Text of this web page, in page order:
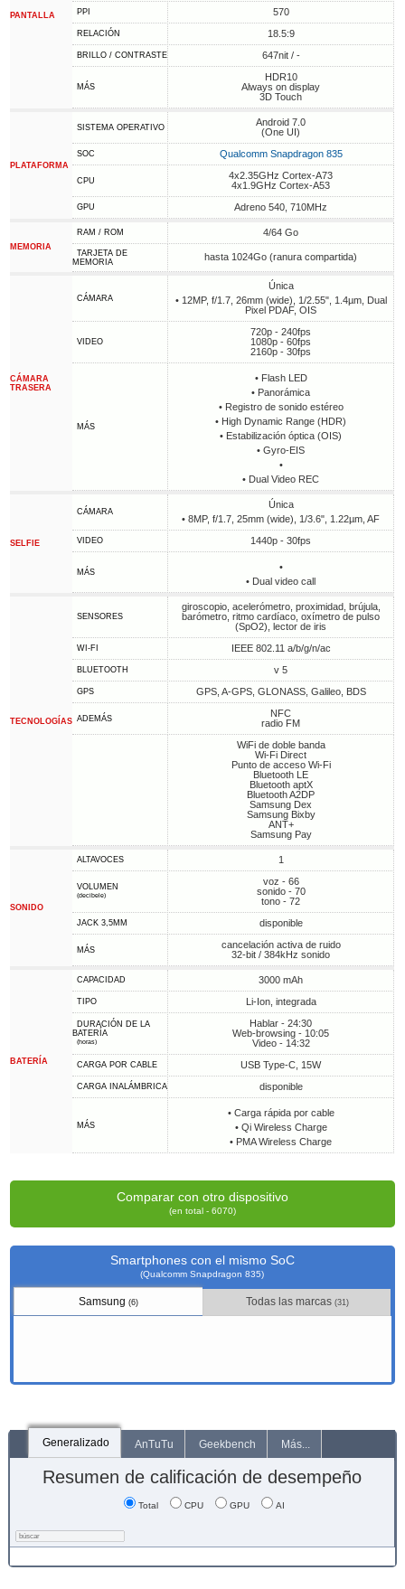
PANTALLA PPI 570
RELACIÓN 18.5:9
BRILLO / CONTRASTE 647nit / -
MÁS
HDR10
Always on display
3D Touch
PLATAFORMA
SISTEMA OPERATIVO
Android 7.0
(One UI)
SOC Qualcomm Snapdragon 835
CPU
4x2.35GHz Cortex-A73
4x1.9GHz Cortex-A53
GPU Adreno 540, 710MHz
MEMORIA
RAM / ROM 4/64 Go
TARJETA DE
MEMORIA
hasta 1024Go (ranura compartida)
CÁMARA
TRASERA
CÁMARA
Única
• 12MP, f/1.7, 26mm (wide), 1/2.55", 1.4µm, Dual
Pixel PDAF, OIS
VIDEO
720p - 240fps
1080p - 60fps
2160p - 30fps
MÁS
• Flash LED
• Panorámica
• Registro de sonido estéreo
• High Dynamic Range (HDR)
• Estabilización óptica (OIS)
• Gyro-EIS
•
• Dual Video REC
SELFIE
CÁMARA
Única
• 8MP, f/1.7, 25mm (wide), 1/3.6", 1.22µm, AF
VIDEO 1440p - 30fps
MÁS
•
• Dual video call
TECNOLOGÍAS
SENSORES
giroscopio, acelerómetro, proximidad, brújula,
barómetro, ritmo cardíaco, oxímetro de pulso
(SpO2), lector de iris
WI-FI IEEE 802.11 a/b/g/n/ac
BLUETOOTH v 5
GPS GPS, A-GPS, GLONASS, Galileo, BDS
ADEMÁS
NFC
radio FM
WiFi de doble banda
Wi-Fi Direct
Punto de acceso Wi-Fi
Bluetooth LE
Bluetooth aptX
Bluetooth A2DP
Samsung Dex
Samsung Bixby
ANT+
Samsung Pay
SONIDO
ALTAVOCES 1
VOLUMEN
(decibele)
voz - 66
sonido - 70
tono - 72
JACK 3,5MM disponible
MÁS
cancelación activa de ruido
32-bit / 384kHz sonido
BATERÍA
CAPACIDAD 3000 mAh
TIPO Li-Ion, integrada
DURACIÓN DE LA
BATERÍA
(horas)
Hablar - 24:30
Web-browsing - 10:05
Video - 14:32
CARGA POR CABLE USB Type-C, 15W
CARGA INALÁMBRICA disponible
MÁS
• Carga rápida por cable
• Qi Wireless Charge
• PMA Wireless Charge
Comparar con otro dispositivo
(en total - 6070)
Smartphones con el mismo SoC
(Qualcomm Snapdragon 835)
Samsung(6) Todas las marcas (31)
Generalizado AnTuTu Geekbench Más...
Resumen de calificación de desempeño
Total CPU GPU AI